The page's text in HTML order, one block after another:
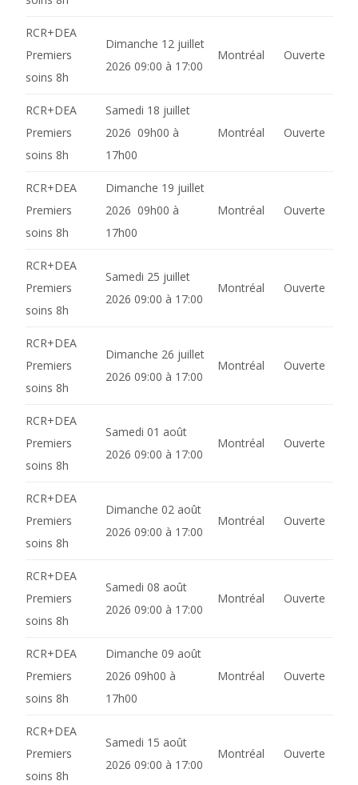
RCR+DEA
Premiers
soins 8h
Dimanche 12 juillet
2026 09:00 à 17:00
Montréal Ouverte
RCR+DEA
Premiers
soins 8h
Samedi 18 juillet
2026 09h00 à
17h00
Montréal Ouverte
RCR+DEA
Premiers
soins 8h
Dimanche 19 juillet
2026 09h00 à
17h00
Montréal Ouverte
RCR+DEA
Premiers
soins 8h
Samedi 25 juillet
2026 09:00 à 17:00
Montréal Ouverte
RCR+DEA
Premiers
soins 8h
Dimanche 26 juillet
2026 09:00 à 17:00
Montréal Ouverte
RCR+DEA
Premiers
soins 8h
Samedi 01 août
2026 09:00 à 17:00
Montréal Ouverte
RCR+DEA
Premiers
soins 8h
Dimanche 02 août
2026 09:00 à 17:00
Montréal Ouverte
RCR+DEA
Premiers
soins 8h
Samedi 08 août
2026 09:00 à 17:00
Montréal Ouverte
RCR+DEA
Premiers
soins 8h
Dimanche 09 août
2026 09h00 à
17h00
Montréal Ouverte
RCR+DEA
Premiers
soins 8h
Samedi 15 août
2026 09:00 à 17:00
Montréal Ouverte